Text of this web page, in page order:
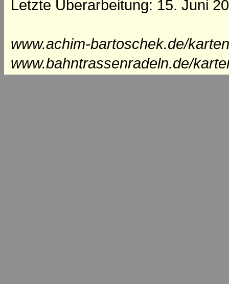
Letzte Überarbeitung: 15. Juni
www.achim-bartoschek.de/
www.bahntrassenradeln.de/